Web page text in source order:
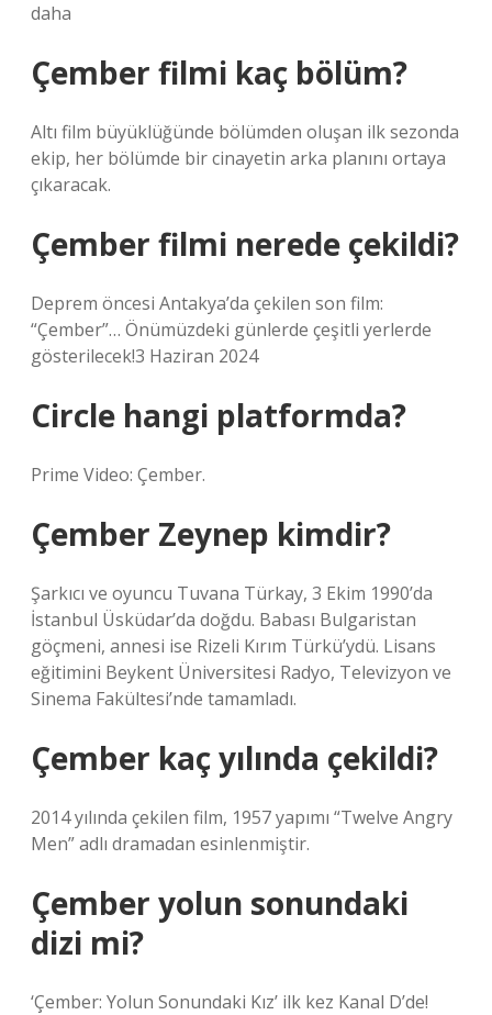
daha
Çember filmi kaç bölüm?
Altı film büyüklüğünde bölümden oluşan ilk sezonda
ekip, her bölümde bir cinayetin arka planını ortaya
çıkaracak.
Çember filmi nerede çekildi?
Deprem öncesi Antakya’da çekilen son film:
“Çember”… Önümüzdeki günlerde çeşitli yerlerde
gösterilecek!3 Haziran 2024
Circle hangi platformda?
Prime Video: Çember.
Çember Zeynep kimdir?
Şarkıcı ve oyuncu Tuvana Türkay, 3 Ekim 1990’da
İstanbul Üsküdar’da doğdu. Babası Bulgaristan
göçmeni, annesi ise Rizeli Kırım Türkü’ydü. Lisans
eğitimini Beykent Üniversitesi Radyo, Televizyon ve
Sinema Fakültesi’nde tamamladı.
Çember kaç yılında çekildi?
2014 yılında çekilen film, 1957 yapımı “Twelve Angry
Men” adlı dramadan esinlenmiştir.
Çember yolun sonundaki
dizi mi?
‘Çember: Yolun Sonundaki Kız’ ilk kez Kanal D’de!